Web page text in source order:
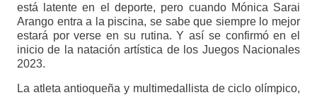
está latente en el deporte, pero cuando Mónica Sarai
Arango entra a la piscina, se sabe que siempre lo mejor
estará por verse en su rutina. Y así se confirmó en el
inicio de la natación artística de los Juegos Nacionales
2023.
La atleta antioqueña y multimedallista de ciclo olímpico,